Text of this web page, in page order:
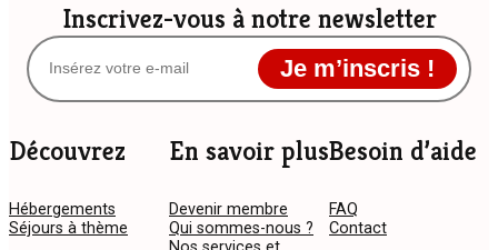
Inscrivez-vous à notre newsletter
Je m’inscris !
Découvrez
Hébergements
Séjours à thème
En savoir plus
Devenir membre
Qui sommes-nous ?
Besoin d’aide
FAQ
Contact